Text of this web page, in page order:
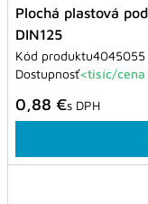
Plochá plastová
DIN125
Kód produktu4045055
Dostupnosť<tisíc/cena
0,88 €s DPH